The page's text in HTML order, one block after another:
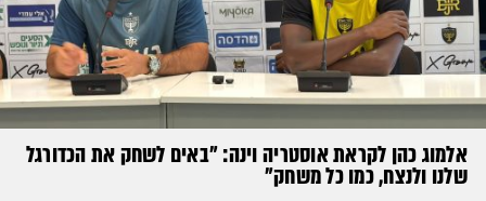
אלמוג כהן לקראת אוסטריה וינה: ״באים לשחק את הכדורגל
שלנו ולנצח, כמו כל משחק״